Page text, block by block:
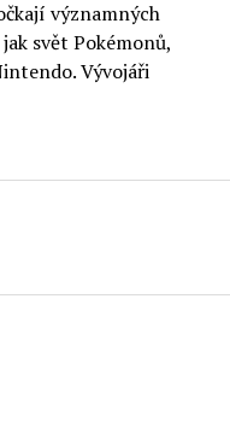
významných
svět Pokémonů,
Vývojáři